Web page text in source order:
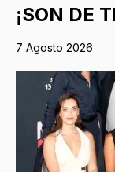
¡SON DE
7 Agosto 2026